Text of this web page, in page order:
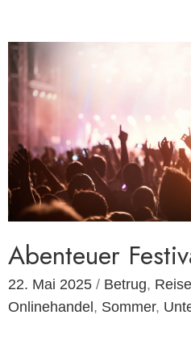
Abenteuer
22. Mai 2025 / Betrug,
Onlinehandel, Sommer,